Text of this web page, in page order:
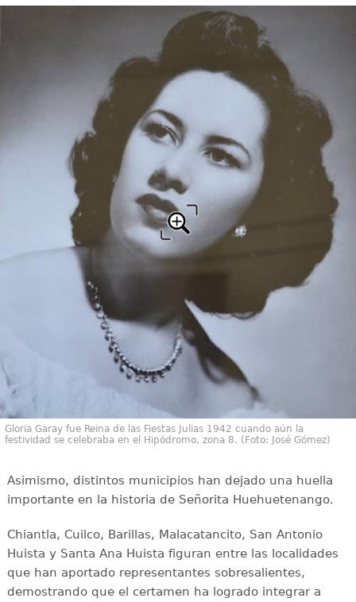
Gloria Garay fue Reina de las Fiestas Julias 1942 cuando aún la
festividad se celebraba en el Hipódromo, zona 8. (Foto: José Gómez)
Asimismo, distintos municipios han dejado una huella
importante en la historia de Señorita Huehuetenango.
Chiantla, Cuilco, Barillas, Malacatancito, San Antonio
Huista y Santa Ana Huista figuran entre las localidades
que han aportado representantes sobresalientes,
demostrando que el certamen ha logrado integrar a